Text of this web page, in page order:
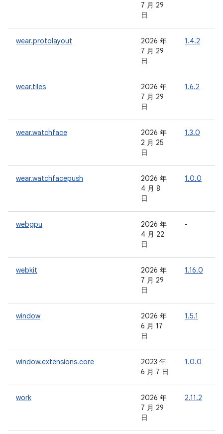
7 月 29
日
wear.protolayout
2026 年
7 月 29
日
1.4.2
wear.tiles
2026 年
7 月 29
日
1.6.2
wear.watchface
2026 年
2 月 25
日
1.3.0
wear.watchfacepush
2026 年
4 月 8
日
1.0.0
webgpu
2026 年
4 月 22
日
-
webkit
2026 年
7 月 29
日
1.16.0
window
2026 年
6 月 17
日
1.5.1
window.extensions.core
2023 年
6 月 7 日
1.0.0
work
2026 年
7 月 29
日
2.11.2